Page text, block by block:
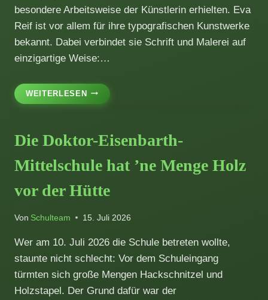
besondere Arbeitsweise der Künstlerin erhielten. Eva
Reif ist vor allem für ihre typografischen Kunstwerke
bekannt. Dabei verbindet sie Schrift und Malerei auf
einzigartige Weise:…
WEITERLESENKUNSTPROJEKT
MIT
EVA
Die Doktor-Eisenbarth-
Mittelschule hat ’ne Menge Holz
vor der Hütte
Von Schulteam 15. Juli 2026
Wer am 10. Juli 2026 die Schule betreten wollte,
staunte nicht schlecht: Vor dem Schuleingang
türmten sich große Mengen Hackschnitzel und
Holzstapel. Der Grund dafür war der